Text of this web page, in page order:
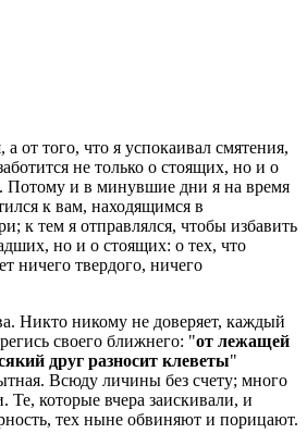
от того, что я успокаивал смятения,
не только о стоящих, но и о
Потому и в минувшие дни я на время
к вам, находящимся в
к тем я отправлялся, чтобы избавить
но и о стоящих: о тех, что
ничего твердого, ничего
Никто никому не доверяет, каждый
своего ближнего: "от лежащей
друг разносит клеветы"
Всюду личины без счету; много
которые вчера заискивали, и
тех ныне обвиняют и порицают.